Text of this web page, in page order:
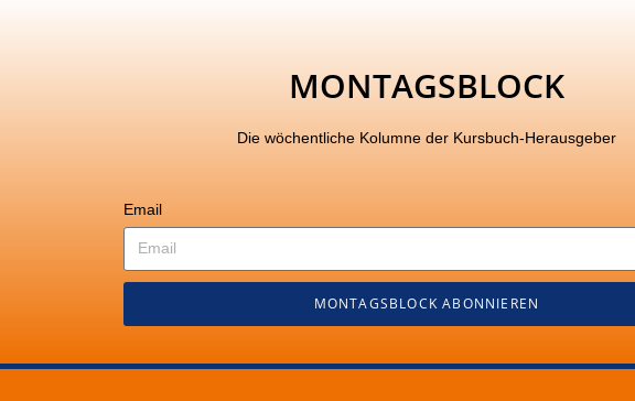
MONTAGSBLOCK
Die wöchentliche Kolumne der Kursbuch-Herausgeber
Email
MONTAGSBLOCK ABONNIEREN